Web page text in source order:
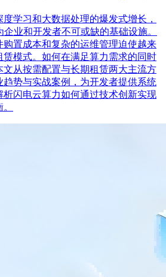
学习和大数据处理的爆发式增长，
业和开发者不可或缺的基础设施。
购置成本和复杂的运维管理迫使越来
赁模式。如何在满足算力需求的同时
文从‌按需配置‌与‌长期租赁‌两大主流方
趋势与实战案例，为开发者提供系统
析闪电云算力如何通过技术创新实现